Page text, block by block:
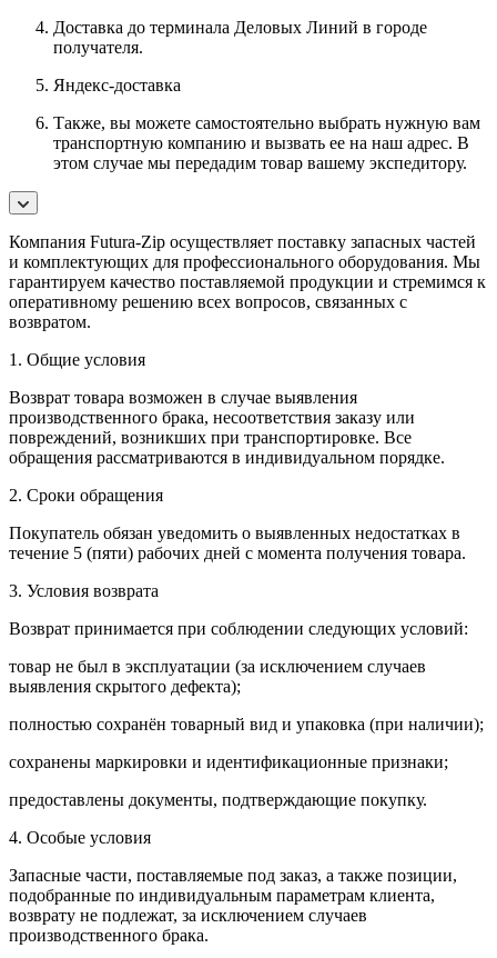
Доставка до терминала Деловых Линий в городе
получателя.
Яндекс-доставка
Также, вы можете самостоятельно выбрать нужную вам
транспортную компанию и вызвать ее на наш адрес. В
этом случае мы передадим товар вашему экспедитору.
Компания Futura-Zip осуществляет поставку запасных частей
и комплектующих для профессионального оборудования. Мы
гарантируем качество поставляемой продукции и стремимся к
оперативному решению всех вопросов, связанных с
возвратом.
1. Общие условия
Возврат товара возможен в случае выявления
производственного брака, несоответствия заказу или
повреждений, возникших при транспортировке. Все
обращения рассматриваются в индивидуальном порядке.
2. Сроки обращения
Покупатель обязан уведомить о выявленных недостатках в
течение 5 (пяти) рабочих дней с момента получения товара.
3. Условия возврата
Возврат принимается при соблюдении следующих условий:
товар не был в эксплуатации (за исключением случаев
выявления скрытого дефекта);
полностью сохранён товарный вид и упаковка (при наличии);
сохранены маркировки и идентификационные признаки;
предоставлены документы, подтверждающие покупку.
4. Особые условия
Запасные части, поставляемые под заказ, а также позиции,
подобранные по индивидуальным параметрам клиента,
возврату не подлежат, за исключением случаев
производственного брака.